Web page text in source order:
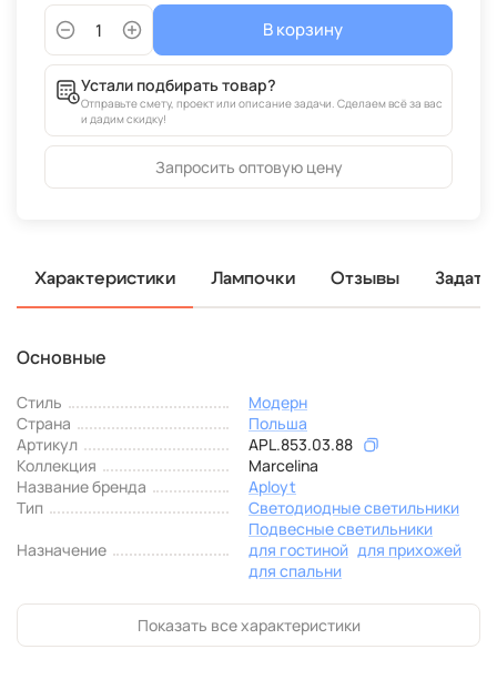
В корзину
Устали подбирать товар?
Отправьте смету, проект или описание задачи. Сделаем всё за вас
и дадим скидку!
Запросить оптовую цену
Характеристики Лампочки Отзывы
Основные
Стиль
Модерн
Страна
Польша
Артикул
APL.853.03.88
Коллекция
Marcelina
Название бренда
Aployt
Тип
Светодиодные светильники
Подвесные светильники
Назначение
для гостиной для прихожей
для спальни
Показать все характеристики